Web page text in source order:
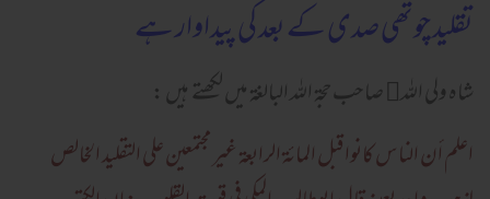
تقلید چوتھی صدی کے بعد کی پیداوار ہے
شاہ ولی اللہ﷫ صاحب حجۃ اللہ البالغۃ میں لکھتے ہیں :
اعلم أن الناس کانوا قبل المائة الرابعة غير مجتمعين علي التقليد الخالص